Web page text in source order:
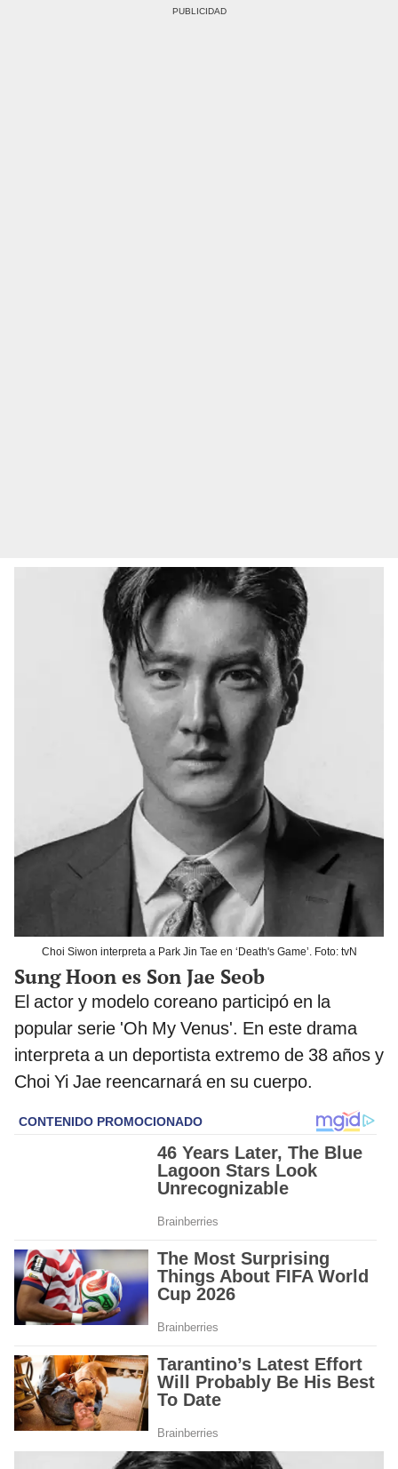
Choi Siwon interpreta a Park Jin Tae en ‘Death's Game’. Foto: tvN
Sung Hoon es Son Jae Seob
El actor y modelo coreano participó en la
popular serie 'Oh My Venus'. En este drama
interpreta a un deportista extremo de 38 años y
Choi Yi Jae reencarnará en su cuerpo.